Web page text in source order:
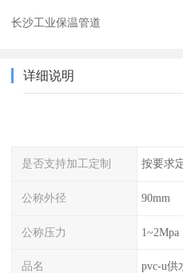
长沙工业保温管道
详细说明
是否支持加工定制 按要求
公称外径 90mm
公称压力 1~2Mpa
品名 pvc-u供